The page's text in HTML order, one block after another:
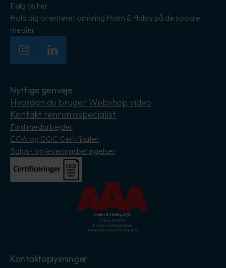
Følg os her
Hold dig orienteret omkring Holm & Halby på de sociale
medier
InstagramLinkedIn
Nyttige genveje
Hvordan du bruger Webshop video
Kontakt renrumsspecialist
Find medarbejder
COA og COC Certifikater
Salgs- og leveringsbetingelser
Kontaktoplysninger